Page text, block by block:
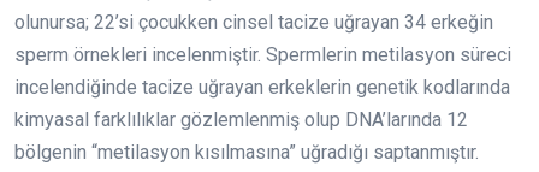
olunursa; 22’si çocukken cinsel tacize uğrayan 34 erkeğin
sperm örnekleri incelenmiştir. Spermlerin metilasyon süreci
incelendiğinde tacize uğrayan erkeklerin genetik kodlarında
kimyasal farklılıklar gözlemlenmiş olup DNA’larında 12
bölgenin “metilasyon kısılmasına” uğradığı saptanmıştır.